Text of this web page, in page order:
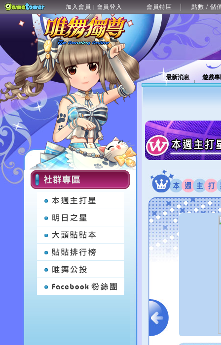
加入會員 | 會員登入 會員特區 點數 / 儲
最新消息 遊戲